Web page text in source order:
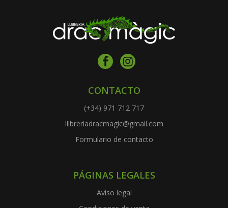
CONTACTO
(+34) 971 712 717
llibreriadracmagic@gmail.com
Formulario de contacto
PÁGINAS LEGALES
Aviso legal